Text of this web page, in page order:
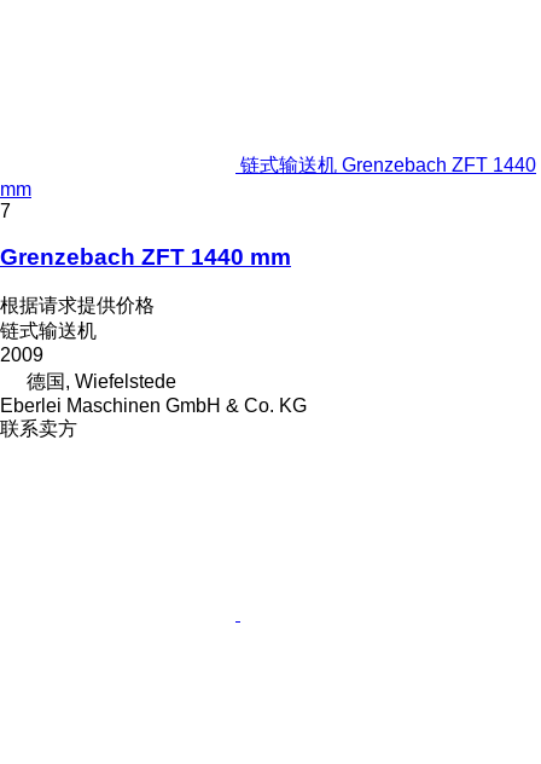
链式输送机 Grenzebach ZFT 1440
mm
7
Grenzebach ZFT 1440 mm
根据请求提供价格
链式输送机
2009
德国, Wiefelstede
Eberlei Maschinen GmbH & Co. KG
联系卖方